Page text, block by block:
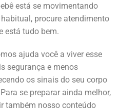
está se movimentando
procure atendimento
está tudo bem.
ajuda você a viver esse
segurança e menos
os sinais do seu corpo
se preparar ainda melhor,
também nosso conteúdo